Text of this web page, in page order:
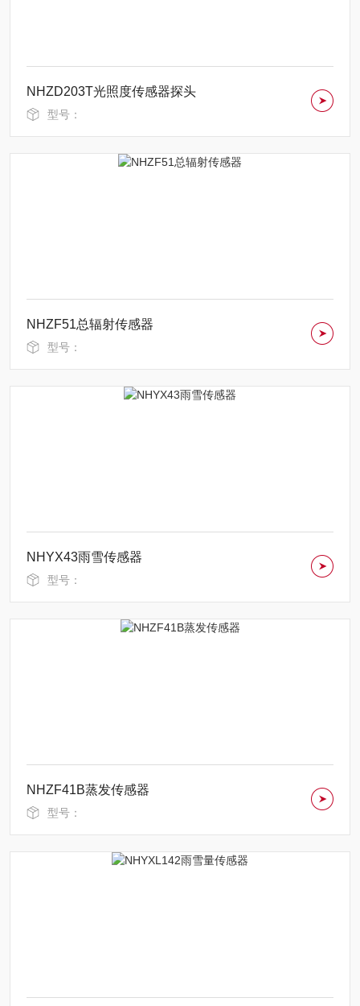
NHZD203T光照度传感器探头
型号：
NHZF51总辐射传感器
型号：
NHYX43雨雪传感器
型号：
NHZF41B蒸发传感器
型号：